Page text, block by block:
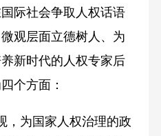
际社会争取人权话语
观层面立德树人、为
新时代的人权专家后
个方面：
为国家人权治理的政